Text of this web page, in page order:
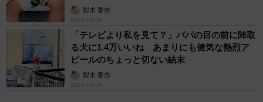
「尊…」
梨木 香奈
2026.08.08
「テレビより私を見て？」パパの目の前に陣取
る犬に1.4万いいね あまりにも健気な熱烈ア
ピールのちょっと切ない結末
梨木 香奈
2026.08.08